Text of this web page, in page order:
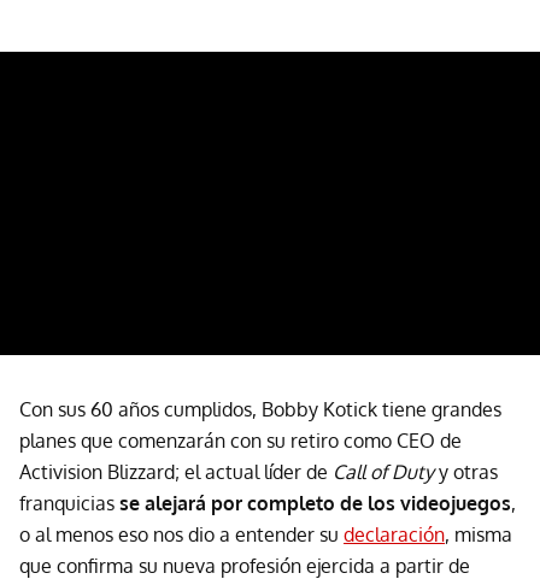
Con sus 60 años cumplidos, Bobby Kotick tiene grandes
planes que comenzarán con su retiro como CEO de
Activision Blizzard; el actual líder de Call of Dutyy otras
franquicias se alejará por completo de los videojuegos,
o al menos eso nos dio a entender su declaración, misma
que confirma su nueva profesión ejercida a partir de